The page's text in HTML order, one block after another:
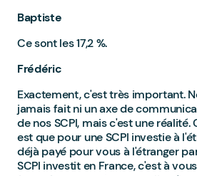
Baptiste
Ce sont les 17,2 %.
Frédéric
Exactement, c'est très important.
jamais fait ni un axe de
de nos SCPI, mais c'est une
est que pour une SCPI investie à
déjà payé pour vous à l'étranger
SCPI investit en France, c'est à